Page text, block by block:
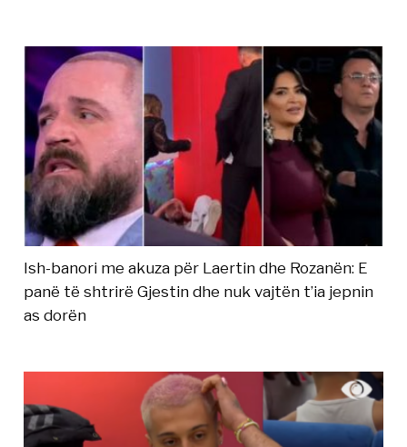
Ish-banori me akuza për Laertin dhe Rozanën: E
panë të shtrirë Gjestin dhe nuk vajtën t’ia jepnin
as dorën